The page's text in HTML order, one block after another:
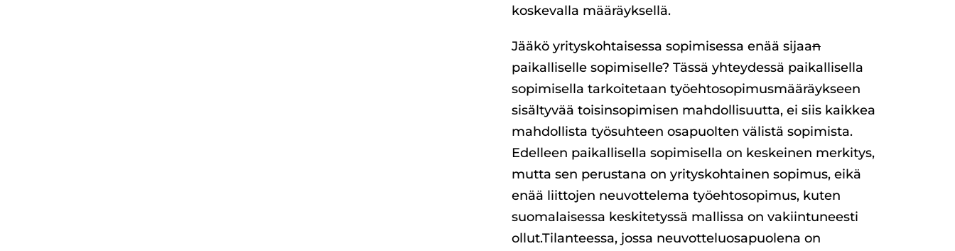
koskevalla määräyksellä.
Jääkö yrityskohtaisessa sopimisessa enää sijaan
paikalliselle sopimiselle? Tässä yhteydessä paikallisella
sopimisella tarkoitetaan työehtosopimusmääräykseen
sisältyvää toisinsopimisen mahdollisuutta, ei siis kaikkea
mahdollista työsuhteen osapuolten välistä sopimista.
Edelleen paikallisella sopimisella on keskeinen merkitys,
mutta sen perustana on yrityskohtainen sopimus, eikä
enää liittojen neuvottelema työehtosopimus, kuten
suomalaisessa keskitetyssä mallissa on vakiintuneesti
ollut.Tilanteessa, jossa neuvotteluosapuolena on